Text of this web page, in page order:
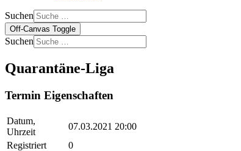
Suchen
Off-Canvas Toggle
Suchen
Quarantäne-Liga
Termin Eigenschaften
Datum,
Uhrzeit
07.03.2021 20:00
Registriert
0